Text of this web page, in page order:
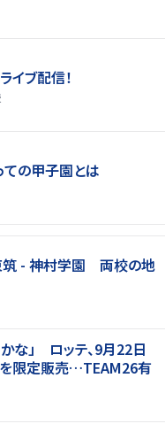
イブ配信！
ての甲子園とは
筑 - 神村学園 両校の地
な」 ロッテ、9月22日
を限定販売…TEAM26有